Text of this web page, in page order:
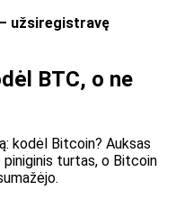
užsiregistravę
BTC, o ne
kodėl Bitcoin? Auksas
turtas, o Bitcoin